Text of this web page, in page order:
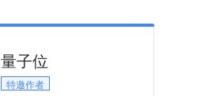
量子位
特邀作者